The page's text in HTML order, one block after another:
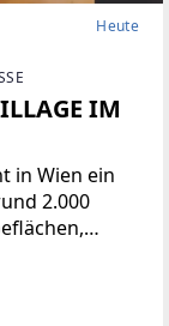
Heute
IM
in Wien ein
2.000
und